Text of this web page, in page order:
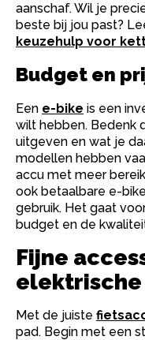
aanschaf. Wil je
beste bij jou past?
keuzehulp voor
Budget en
Een e-bike is een
wilt hebben. Bedenk
uitgeven en wat je
modellen hebben
accu met meer
ook betaalbare e-
gebruik. Het gaat
budget en de
Fijne
Met de juiste
pad. Begin met een